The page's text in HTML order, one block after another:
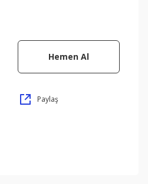
Hemen Al
Paylaş